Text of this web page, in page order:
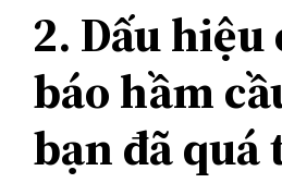
2. Dấu hiệu
báo hầm
bạn đã quá